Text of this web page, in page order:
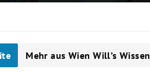
Mehr aus Wien Will’s Wissen